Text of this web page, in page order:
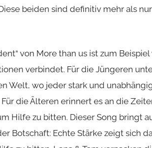
beiden sind definitiv mehr als
von More than us ist zum
verbindet. Für die Jüngeren
Welt, wo jeder stark und
die Älteren erinnert es an die
Hilfe zu bitten. Dieser Song bringt
Botschaft: Echte Stärke zeigt sich